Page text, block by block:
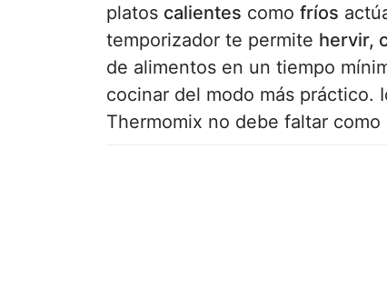
platos calientes como fríos
temporizador te permite hervir,
de alimentos en un tiempo
cocinar del modo más práctico.
Thermomix no debe faltar